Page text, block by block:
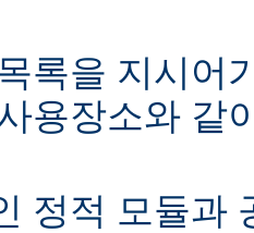
록을 지시어
용장소와 같
정적 모듈과